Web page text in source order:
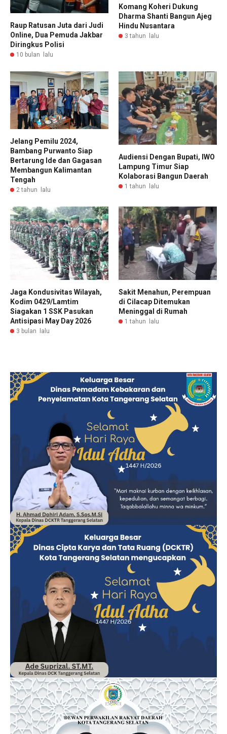
Raup Ratusan Juta dari Judi
Online, Dua Pemuda Jakbar
Diringkus Polisi
10 bulan lalu
Komang Koheri Dukung
Dharma Shanti Bangun Ajeg
Hindu Nusantara
3 tahun lalu
Jelang Pemilu 2024,
Bambang Purwanto Siap
Bertarung Ide dan Gagasan
Membangun Kalimantan
Tengah
2 tahun lalu
Audiensi Dengan Bupati, IWO
Lampung Timur Siap
Kolaborasi Bangun Daerah
1 tahun lalu
Jaga Kondusivitas Wilayah,
Kodim 0429/Lamtim
Siagakan 1 SSK Pasukan
Antisipasi May Day 2026
3 bulan lalu
Sakit Menahun, Perempuan
di Cilacap Ditemukan
Meninggal di Rumah
1 tahun lalu